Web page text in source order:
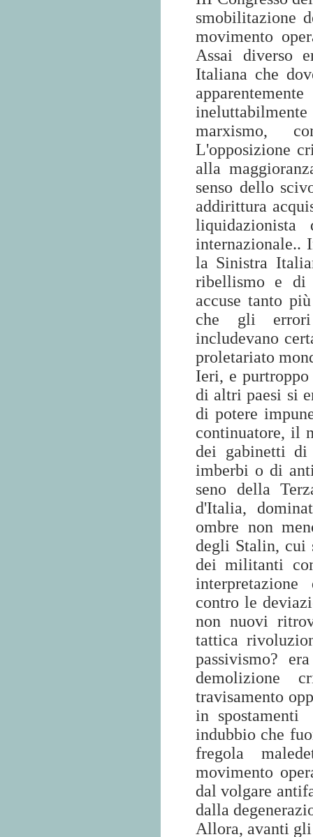
smobilitazione
movimento
Assai diverso
Italiana che
marxismo,
L'opposizione
alla
senso dello
addirittura
liquidazionista
internazionale..
la Sinistra
ribellismo e di
accuse tanto
che gli errori
includevano
proletariato
Ieri, e
di altri paesi si
di potere
continuatore, il
dei gabinetti
imberbi o di
seno della
d'Italia,
ombre non
degli Stalin, cui
dei militanti
contro le
non nuovi
tattica
passivismo?
demolizione
travisamento
in spostamenti
indubbio che
fregola
movimento
dal volgare
dalla
Allora, avanti